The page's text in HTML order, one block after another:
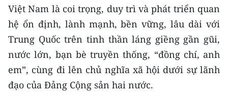
RADIO
MEDIA CENTER
E-Magazine
Video
Việt Nam là coi trọng, duy trì và phát triển quan
hệ ổn định, lành mạnh, bền vững, lâu dài với
Trung Quốc trên tinh thần láng giềng gần gũi,
nước lớn, bạn bè truyền thống, “đồng chí, anh
em”, cùng đi lên chủ nghĩa xã hội dưới sự lãnh
đạo của Đảng Cộng sản hai nước.